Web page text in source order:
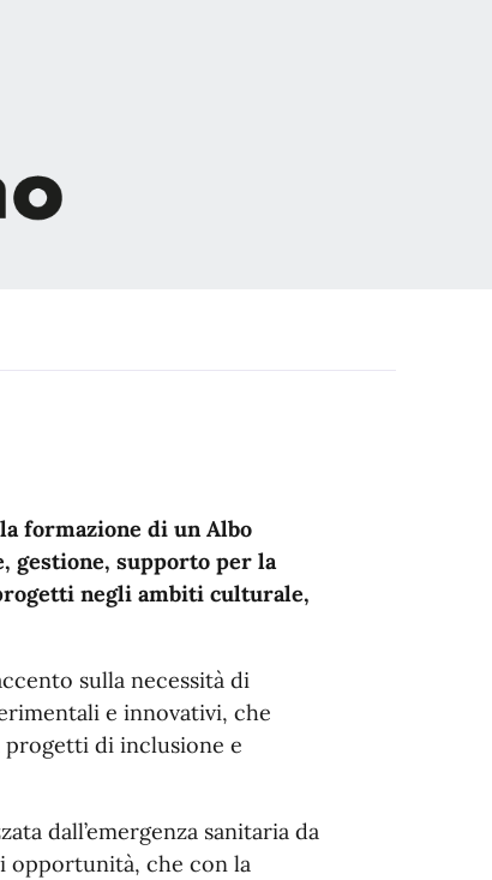
formazione di un Albo
gestione, supporto per la
negli ambiti culturale,
sulla necessità di
e innovativi, che
di inclusione e
dall’emergenza sanitaria da
opportunità, che con la